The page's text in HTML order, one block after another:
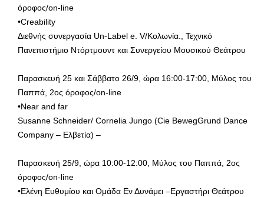
όροφος/on-line
•Creability
Διεθνής συνεργασία Un-Label e. V/Κολωνία., Τεχνικό
Πανεπιστήμιο Ντόρτμουντ και Συνεργείου Μουσικού Θεάτρου
Παρασκευή 25 και Σάββατο 26/9, ώρα 16:00-17:00, Μύλος του
Παππά, 2ος όροφος/on-line
•Near and far
Susanne Schneider/ Cornelia Jungo (Cie BewegGrund Dance
Company – Ελβετία) –
Παρασκευή 25/9, ώρα 10:00-12:00, Μύλος του Παππά, 2ος
όροφος/on-line
•Ελένη Ευθυμίου και Ομάδα Εν Δυνάμει –Εργαστήρι Θεάτρου